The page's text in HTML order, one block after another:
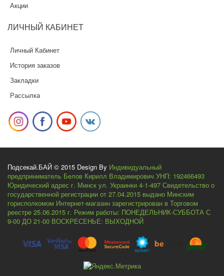
Акции
ЛИЧНЫЙ КАБИНЕТ
Личный Кабинет
История заказов
Закладки
Рассылка
Подсекай.БАЙ © 2015 Design By Индивидуальный
предприниматель Белов Кирилл Владимирович УНП: 192466493
Юридический адрес г. Минск ул. Украинки 4-1-497 Свидетельство о
государственной регистрации от 27.04.2015 выдано Минским
горисполкомом Интернет-магазин зарегистрирован в Торговом
реестре 25.06.2015 г. Режим работы: ПОНЕДЕЛЬНИК-СУББОТА С
9-00 ДО 21-00 ВОСКРЕСЕНЬЕ: ВЫХОДНОЙ